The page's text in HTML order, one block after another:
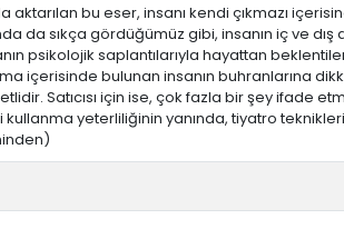
aktarılan bu eser, insanı kendi çıkmazı
da sıkça gördüğümüz gibi, insanın iç ve
psikolojik saplantılarıyla hayattan
içe­risinde bulunan insanın buhranlarına
Satıcısı için ise, çok fazla bir şey
yeterliliğinin yanında, tiyatro